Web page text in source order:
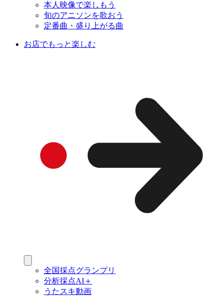
本人映像で楽しもう
旬のアニソンを歌おう
定番曲・盛り上がる曲
お店でもっと楽しむ
全国採点グランプリ
分析採点AI＋
うたスキ動画